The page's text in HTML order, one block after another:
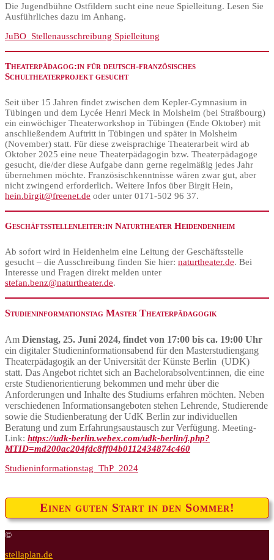
Die Jugendbühne Ostfildern sucht eine neue Spielleitung. Lesen Sie
Ausführliches dazu im Anhang.
JuBO_Stellenausschreibung Spielleitung
Theaterpädagog:in für deutsch-französisches
Schultheaterprojekt gesucht
Seit über 15 Jahren findet zwischen dem Kepler-Gymnasium in
Tübingen und dem Lycée Henri Meck in Molsheim (bei Straßbourg)
ein einwöchiger Theaterworkshop in Tübingen (Ende Oktober) mit
anschließendem Auftritt in Tübingen und später in Molsheim
(November) statt. Für diese zweisprachige Theaterarbeit wird ab
Oktober 2025 eine neue Theaterpädagogin bzw. Theaterpädagoge
gesucht, die/der diese Aufgabe dann gerne regelmäßig jedes Jahr
übernehmen möchte. Französischkenntnisse wären zwar gut, aber
nicht zwingend erforderlich. Weitere Infos über Birgit Hein,
hein.birgit@freenet.de oder unter 0171-502 96 37.
Geschäftsstellenleiter:in Naturtheater Heidendenheim
Ab sofort wird in Heidenheim eine Leitung der Geschäftsstelle
gesucht – die Ausschreibung finden Sie hier: naturtheater.de. Bei
Interesse und Fragen direkt melden unter
stefan.benz@naturtheater.de.
Studieninformationstag Master Theaterpädagogik
Am Dienstag, 25. Juni 2024, findet von 17:00 bis ca. 19:00 Uhr
ein digitaler Studieninformationsabend für den Masterstudiengang
Theaterpädagogik an der Universität der Künste Berlin (UDK)
statt. Das Angebot richtet sich an Bachelorabsolvent:innen, die eine
erste Studienorientierung bekommen und mehr über die
Anforderungen und Inhalte des Studiums erfahren möchten. Neben
verschiedenen Informationsangeboten stehen Lehrende, Studierende
sowie die Studienberatung der UdK Berlin zur individuellen
Beratung und zum Erfahrungsaustausch zur Verfügung. Meeting-
Link: https://udk-berlin.webex.com/udk-berlin/j.php?
MTID=md200ac204fdc8ff04b0112434874c460
Studieninformationstag_ThP_2024
Einen guten Start in den Sommer!
©
stellaplan.de